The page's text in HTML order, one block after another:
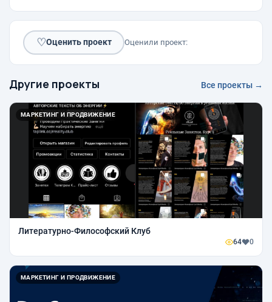
♡Оценить проект Оценили проект:
Другие проекты Все проекты →
МАРКЕТИНГ И ПРОДВИЖЕНИЕ
Литературно-Философский Клуб
64 0
МАРКЕТИНГ И ПРОДВИЖЕНИЕ